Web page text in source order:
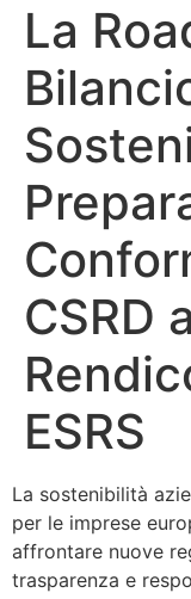
La
CSRD
ESRS
La sostenibilità
per le imprese
affrontare nuove
trasparenza e